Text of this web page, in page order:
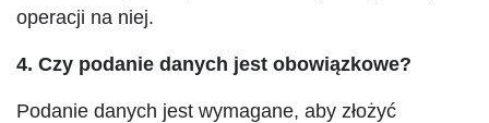
operacji na niej.
4. Czy podanie danych jest obowiązkowe?
Podanie danych jest wymagane, aby złożyć